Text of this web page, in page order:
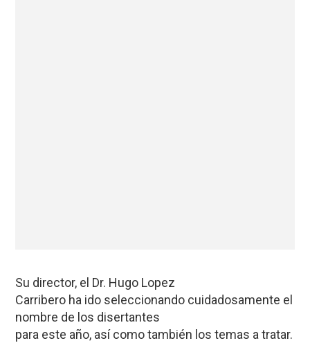
Su director, el Dr. Hugo Lopez
Carribero ha ido seleccionando cuidadosamente el
nombre de los disertantes
para este año, así como también los temas a tratar.